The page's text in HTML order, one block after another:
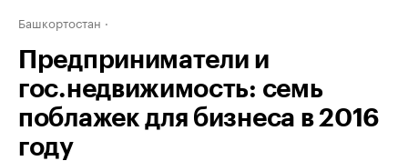
Башкортостан
Предприниматели и
гос.недвижимость: семь
поблажек для бизнеса в 2016
году